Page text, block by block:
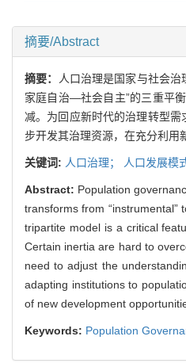
摘要/Abstract
摘要：
人口治理是国家与社会
家庭自治—社会自主”的三重平
减。为回应新时代的治理转型需
步开发其治理资源，在充分利用
关键词: 人口治理； 人口发展模
Abstract: Population
transforms from
tripartite model is a critical
Certain inertia are hard to
need to adjust the
adapting institutions to
of new development
Keywords: Population